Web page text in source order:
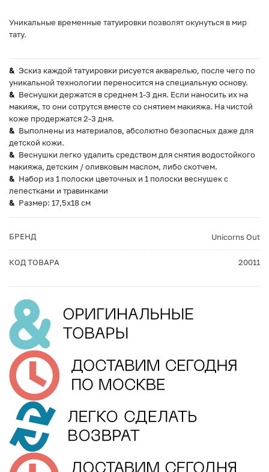
Уникальные временные татуировки позволят окунуться в мир
тату.
Эскиз каждой татуировки рисуется акварелью, после чего по
уникальной технологии переносится на специальную основу.
Веснушки держатся в среднем 1-3 дня. Если наносить их на
макияж, то они сотрутся вместе со снятием макияжа. На чистой
коже продержатся 2-3 дня.
Выполнены из материалов, абсолютно безопасных даже для
детской кожи.
Веснушки легко удалить средством для снятия водостойкого
макияжа, детским / оливковым маслом, либо скотчем.
Набор из 1 полоски цветочных и 1 полоски веснушек с
лепестками и травинками
Размер: 17,5х18 см
БРЕНД Unicorns Out
КОД ТОВАРА 20011